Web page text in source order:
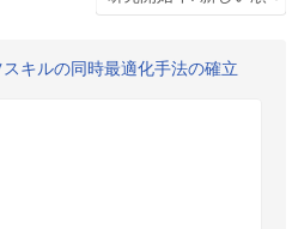
キルの同時最適化手法の確立